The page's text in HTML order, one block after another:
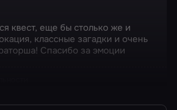
квест, еще бы столько же и
классные загадки и очень
Спасибо за эмоции